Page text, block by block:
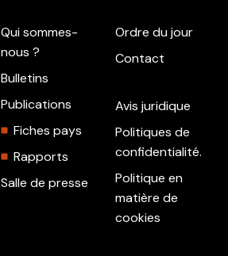
Qui sommes-
nous ?
Bulletins
Publications
Fiches pays
Rapports
Salle de presse
Ordre du jour
Contact
Avis juridique
Politiques de
confidentialité.
Politique en
matière de
cookies